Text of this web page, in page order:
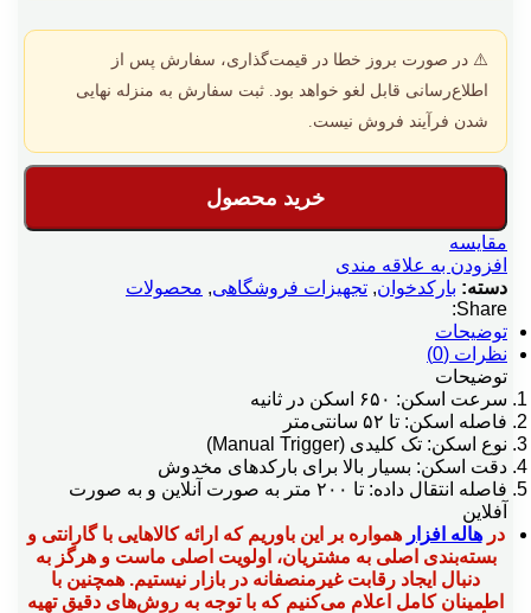
⚠️ در صورت بروز خطا در قیمت‌گذاری، سفارش پس از
اطلاع‌رسانی قابل لغو خواهد بود. ثبت سفارش به منزله نهایی
شدن فرآیند فروش نیست.
خرید محصول
مقایسه
افزودن به علاقه مندی
دسته: بارکدخوان, تجهیزات فروشگاهی, محصولات
Share:
توضیحات
نظرات (0)
توضیحات
سرعت اسکن: ۶۵۰ اسکن در ثانیه
فاصله اسکن: تا ۵۲ سانتی‌متر
نوع اسکن: تک کلیدی (Manual Trigger)
دقت اسکن: بسیار بالا برای بارکدهای مخدوش
فاصله انتقال داده: تا ۲۰۰ متر به صورت آنلاین و به صورت
آفلاین
درهاله افزار همواره بر این باوریم که ارائه کالاهایی با گارانتی و
بسته‌بندی اصلی به مشتریان، اولویت اصلی ماست و هرگز به
دنبال ایجاد رقابت غیرمنصفانه در بازار نیستیم. همچنین با
اطمینان کامل اعلام می‌کنیم که با توجه به روش‌های دقیق تهیه